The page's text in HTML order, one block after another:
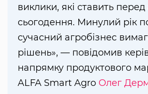
виклики, які ставить
сьогодення. Минулий рік
сучасний агробізнес
рішень», — повідомив
напрямку продуктового
ALFA Smart Agro Олег